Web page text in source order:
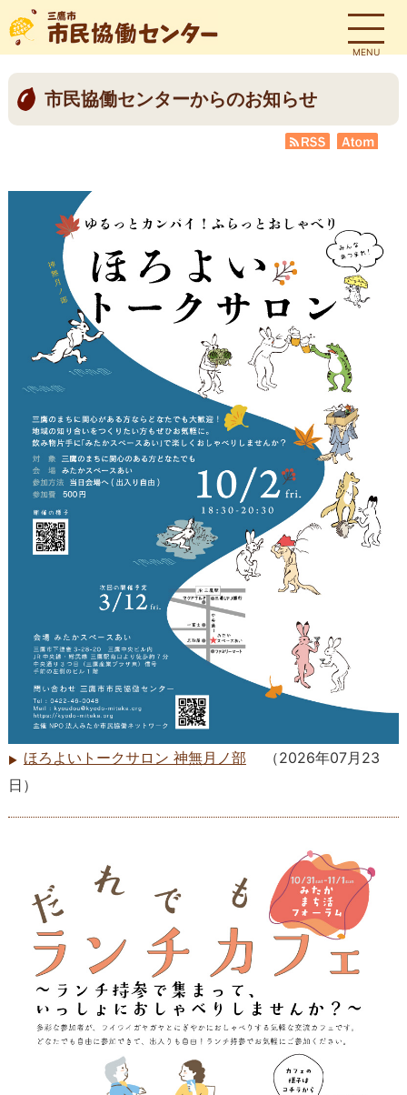
MENU
市民協働センターからのお知らせ
ほろよいトークサロン 神無月ノ部 （2026年07月23
日 ）